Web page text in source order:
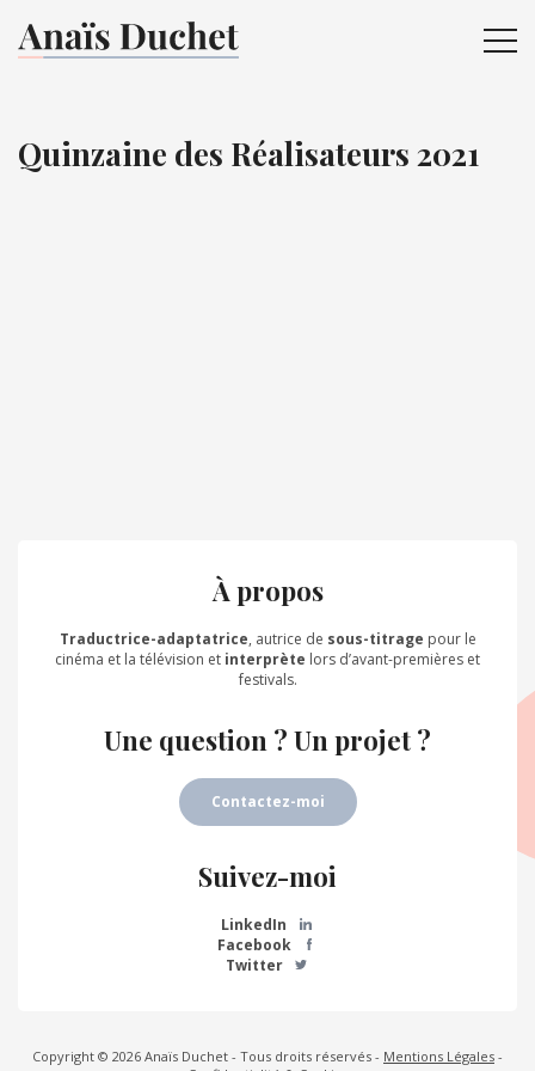
Quinzaine des Réalisateurs 2021
À propos
Traductrice-adaptatrice, autrice de sous-titrage pour le
cinéma et la télévision et interprète lors d’avant-premières et
festivals.
Une question ? Un projet ?
Contactez-moi
Suivez-moi
LinkedIn
Facebook
Twitter
Copyright © 2026 Anaïs Duchet - Tous droits réservés - Mentions Légales -